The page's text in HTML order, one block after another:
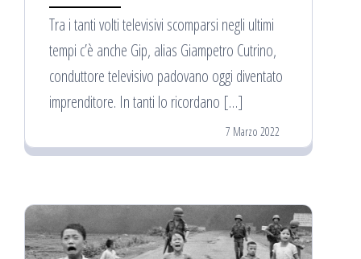
Tra i tanti volti televisivi scomparsi negli ultimi
tempi c’è anche Gip, alias Giampetro Cutrino,
conduttore televisivo padovano oggi diventato
imprenditore. In tanti lo ricordano […]
7 Marzo 2022